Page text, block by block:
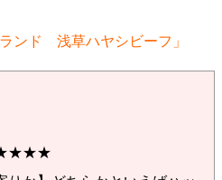
ンド 浅草ハヤシビーフ」
★★★★